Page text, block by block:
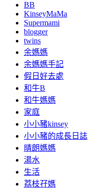
BB
KinseyMaMa
Supermami
blogger
twins
余媽媽
余媽媽手記
假日好去處
和牛B
和牛媽媽
家庭
小小豬kinsey
小小豬的成長日誌
晴朗媽媽
湯水
生活
荔枝孖媽